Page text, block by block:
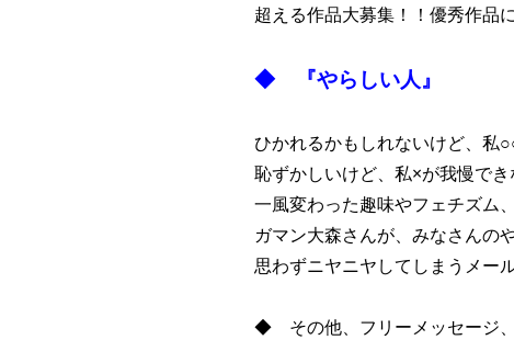
超える作品大募集！！優秀作品
◆ 『やらしい人』
ひかれるかもしれないけど、私
恥ずかしいけど、私×が我慢で
一風変わった趣味やフェチズム
ガマン大森さんが、みなさんの
思わずニヤニヤしてしまうメー
◆ その他、フリーメッセージ、